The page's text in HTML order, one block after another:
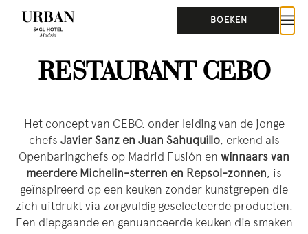
BOEKEN
RESTAURANT CEBO
Het concept van CEBO, onder leiding van de jonge
chefs Javier Sanz en Juan Sahuquillo, erkend als
Openbaringchefs op Madrid Fusión en winnaars van
meerdere Michelin-sterren en Repsol-zonnen, is
geïnspireerd op een keuken zonder kunstgrepen die
zich uitdrukt via zorgvuldig geselecteerde producten.
Een diepgaande en genuanceerde keuken die smaken